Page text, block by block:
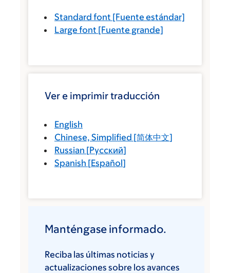
Standard font [Fuente estándar]
Large font [Fuente grande]
Ver e imprimir traducción
English
Chinese, Simplified [简体中文]
Russian [Русский]
Spanish [Español]
Manténgase informado.
Reciba las últimas noticias y
actualizaciones sobre los avances